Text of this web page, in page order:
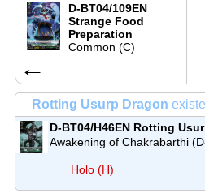
D-BT04/109EN
Strange Food
Preparation
Common (C)
←
Rotting Usurp Dragon
D-BT04/H46EN Rotting
Awakening of Chakrabarthi
Holo (H)